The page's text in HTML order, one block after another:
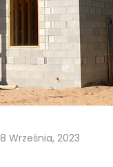
8 Września, 2023